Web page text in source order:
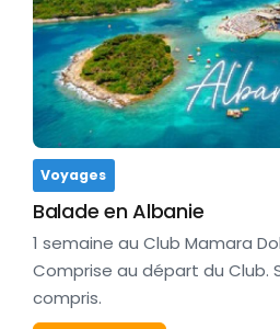
Voyages
Balade en Albanie
1 semaine au Club Mamara
Comprise au départ du Club.
compris.